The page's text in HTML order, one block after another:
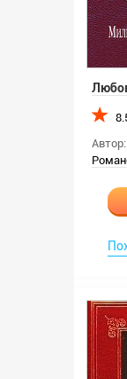
Автор: